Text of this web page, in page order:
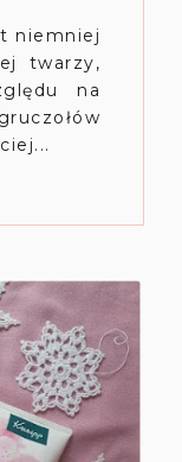
twarzy,
na